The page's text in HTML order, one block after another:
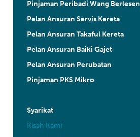
Syarikat
Kisah Kami
Pinjaman Peribadi Wang Berlesen
Pelan Ansuran Servis Kereta
Pelan Ansuran Takaful Kereta
Pelan Ansuran Baiki Gajet
Pelan Ansuran Perubatan
Pinjaman PKS Mikro